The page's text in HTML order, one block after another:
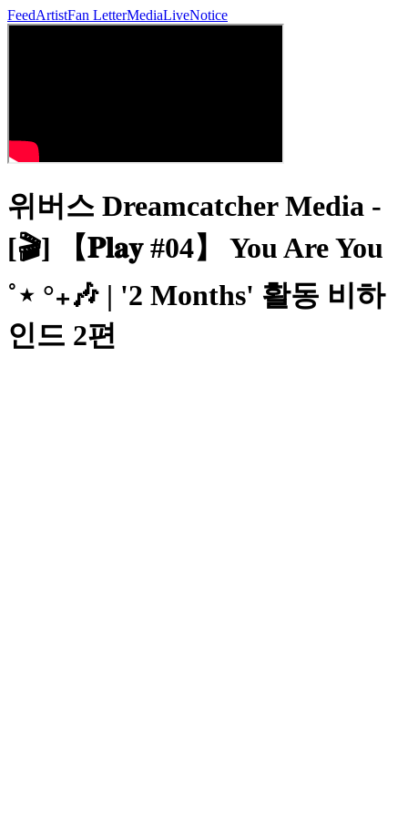
FeedArtistFan LetterMediaLiveNotice
위버스 Dreamcatcher Media -
[🎬] 【𝐏𝐥𝐚𝐲 #04】 You Are You
˚⋆ °₊🎶 | '2 Months' 활동 비하
인드 2편